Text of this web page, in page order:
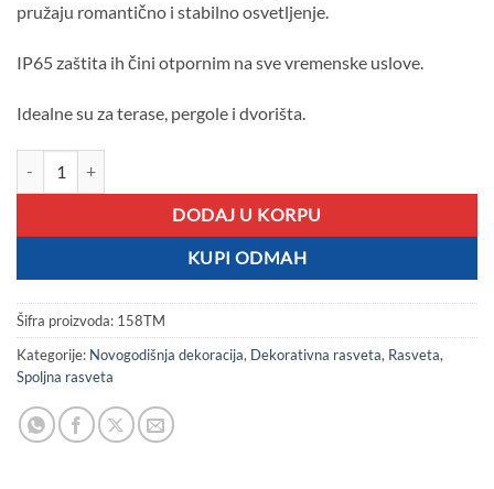
pružaju romantično i stabilno osvetljenje.
IP65 zaštita ih čini otpornim na sve vremenske uslove.
Idealne su za terase, pergole i dvorišta.
DODAJ U KORPU
KUPI ODMAH
Šifra proizvoda: 158TM
Kategorije: Novogodišnja dekoracija, Dekorativna rasveta, Rasveta,
Spoljna rasveta